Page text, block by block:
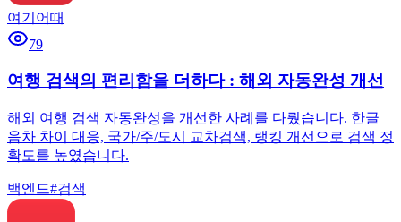
여기어때
79
여행 검색의 편리함을 더하다 : 해외 자동완성 개선
해외 여행 검색 자동완성을 개선한 사례를 다뤘습니다. 한글
음차 차이 대응, 국가/주/도시 교차검색, 랭킹 개선으로 검색 정
확도를 높였습니다.
백엔드#검색